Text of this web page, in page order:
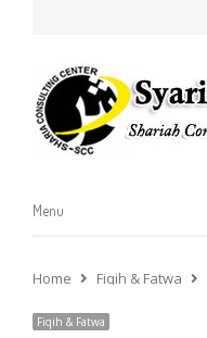
Menu
Menu
Home Fiqih & Fatwa
Fiqih & Fatwa